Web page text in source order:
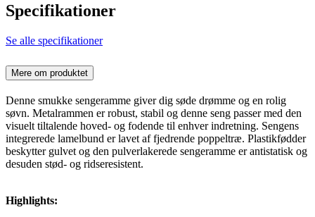
Specifikationer
Se alle specifikationer
Mere om produktet
Denne smukke sengeramme giver dig søde drømme og en rolig
søvn. Metalrammen er robust, stabil og denne seng passer med den
visuelt tiltalende hoved- og fodende til enhver indretning. Sengens
integrerede lamelbund er lavet af fjedrende poppeltræ. Plastikfødder
beskytter gulvet og den pulverlakerede sengeramme er antistatisk og
desuden stød- og ridseresistent.
Highlights: